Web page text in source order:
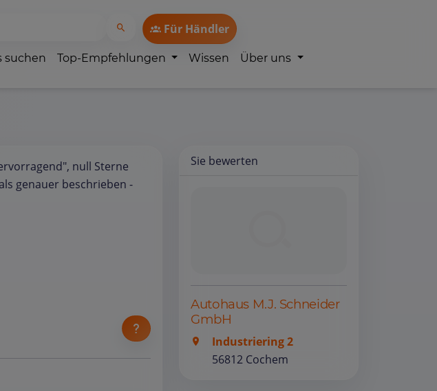
Für Händler
suchen Top-Empfehlungen Wissen Über uns
Sie bewerten
Autohaus M.J. Schneider
GmbH
Industriering 2
56812 Cochem
null Sterne
genauer beschrieben -